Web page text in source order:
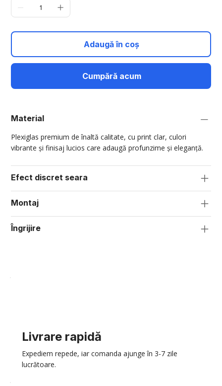
Adaugă în coș
Cumpără acum
Material
Plexiglas premium de înaltă calitate, cu print clar, culori
vibrante și finisaj lucios care adaugă profunzime și eleganță.
Efect discret seara
Montaj
Îngrijire
Livrare rapidă
Expediem repede, iar comanda ajunge în 3-7 zile
lucrătoare.